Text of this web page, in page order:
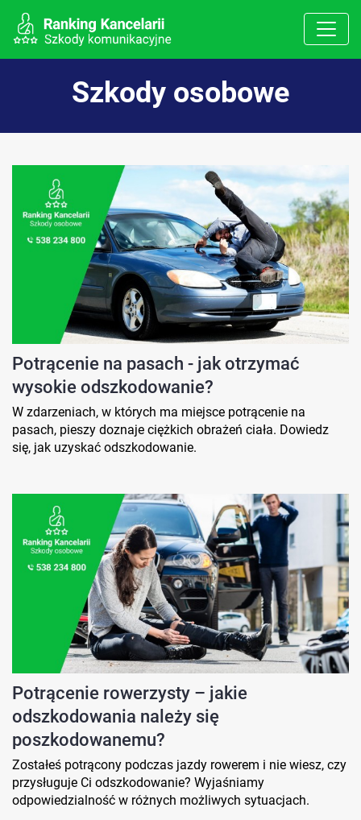
Szkody osobowe
Potrącenie na pasach - jak otrzymać
wysokie odszkodowanie?
W zdarzeniach, w których ma miejsce potrącenie na
pasach, pieszy doznaje ciężkich obrażeń ciała. Dowiedz
się, jak uzyskać odszkodowanie.
Potrącenie rowerzysty – jakie
odszkodowania należy się
poszkodowanemu?
Zostałeś potrącony podczas jazdy rowerem i nie wiesz, czy
przysługuje Ci odszkodowanie? Wyjaśniamy
odpowiedzialność w różnych możliwych sytuacjach.